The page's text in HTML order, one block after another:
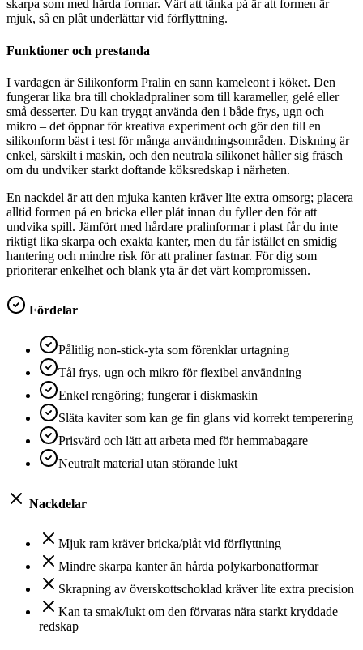
skarpa som med hårda formar. Värt att tänka på är att formen är
mjuk, så en plåt underlättar vid förflyttning.
Funktioner och prestanda
I vardagen är Silikonform Pralin en sann kameleont i köket. Den
fungerar lika bra till chokladpraliner som till karameller, gelé eller
små desserter. Du kan tryggt använda den i både frys, ugn och
mikro – det öppnar för kreativa experiment och gör den till en
silikonform bäst i test för många användningsområden. Diskning är
enkel, särskilt i maskin, och den neutrala silikonet håller sig fräsch
om du undviker starkt doftande köksredskap i närheten.
En nackdel är att den mjuka kanten kräver lite extra omsorg; placera
alltid formen på en bricka eller plåt innan du fyller den för att
undvika spill. Jämfört med hårdare pralinformar i plast får du inte
riktigt lika skarpa och exakta kanter, men du får istället en smidig
hantering och mindre risk för att praliner fastnar. För dig som
prioriterar enkelhet och blank yta är det värt kompromissen.
Fördelar
Pålitlig non-stick-yta som förenklar urtagning
Tål frys, ugn och mikro för flexibel användning
Enkel rengöring; fungerar i diskmaskin
Släta kaviter som kan ge fin glans vid korrekt temperering
Prisvärd och lätt att arbeta med för hemmabagare
Neutralt material utan störande lukt
Nackdelar
Mjuk ram kräver bricka/plåt vid förflyttning
Mindre skarpa kanter än hårda polykarbonatformar
Skrapning av överskottschoklad kräver lite extra precision
Kan ta smak/lukt om den förvaras nära starkt kryddade
redskap